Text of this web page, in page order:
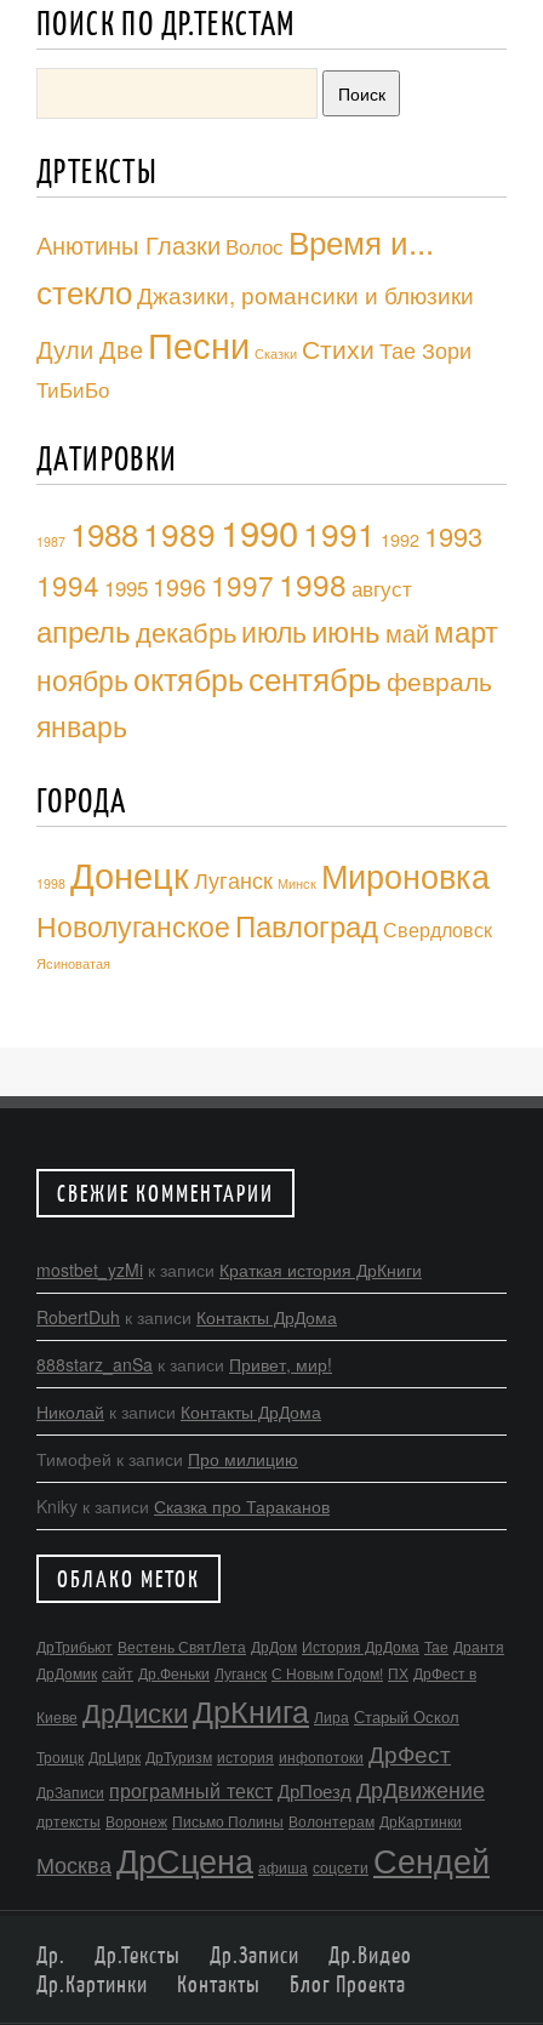
ПОИСК ПО ДР.ТЕКСТАМ
ДРТЕКСТЫ
Анютины Глазки Волос Время и...
стеклоДжазики, романсики и блюзики
Дули Две Песни Сказки СтихиТае Зори
ТиБиБо
ДАТИРОВКИ
1987 19881989 19901991 1992 1993
1994 1995 1996 1997 1998 август
апрельдекабрьиюльиюнь май март
ноябрьоктябрьсентябрьфевраль
январь
ГОРОДА
1998 ДонецкЛуганск Минск Мироновка
Новолуганское ПавлоградСвердловск
Ясиноватая
СВЕЖИЕ КОММЕНТАРИИ
mostbet_yzMi к записи Краткая история ДрКниги
RobertDuh к записи Контакты ДрДома
888starz_anSa к записи Привет, мир!
Николай к записи Контакты ДрДома
Тимофей к записи Про милицию
Kniky к записи Сказка про Тараканов
ОБЛАКО МЕТОК
ДрТрибьют Вестень СвятЛета ДрДом История ДрДома Тае Дрантя
ДрДомик сайт Др.Феньки Луганск С Новым Годом! ПХ ДрФест в
Киеве ДрДискиДрКнига Лира Старый Оскол
Троицк ДрЦирк ДрТуризм история инфопотоки ДрФест
ДрЗаписи програмный текст ДрПоезд ДрДвижение
дртексты Воронеж Письмо Полины Волонтерам ДрКартинки
МоскваДрСцена афиша соцсети Сендей
Др. Др.Тексты Др.Записи
Др.Видео
Др.Картинки
Контакты Блог Проекта